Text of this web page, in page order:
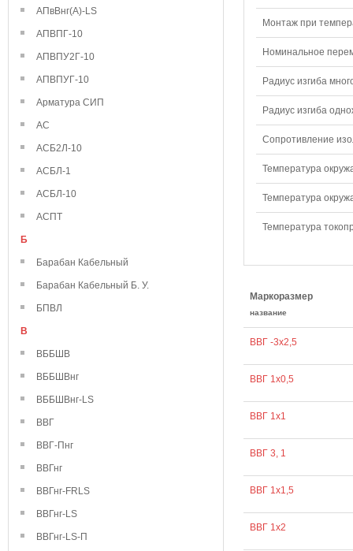
АПвВнг(А)-LS
АПВПГ-10
АПВПУ2Г-10
АПВПУГ-10
Арматура СИП
АС
АСБ2Л-10
АСБЛ-1
АСБЛ-10
АСПТ
Б
Барабан Кабельный
Барабан Кабельный Б. У.
БПВЛ
В
ВББШВ
ВББШВнг
ВББШВнг-LS
ВВГ
ВВГ-Пнг
ВВГнг
ВВГнг-FRLS
ВВГнг-LS
ВВГнг-LS-П
Монтаж при
Номинальное
Радиус изгиба
Радиус изгиба
Сопротивление
Температура
Температура
Температура
Маркоразмер
название
ВВГ -3х2,5
ВВГ 1х0,5
ВВГ 1х1
ВВГ 3, 1
ВВГ 1х1,5
ВВГ 1х2